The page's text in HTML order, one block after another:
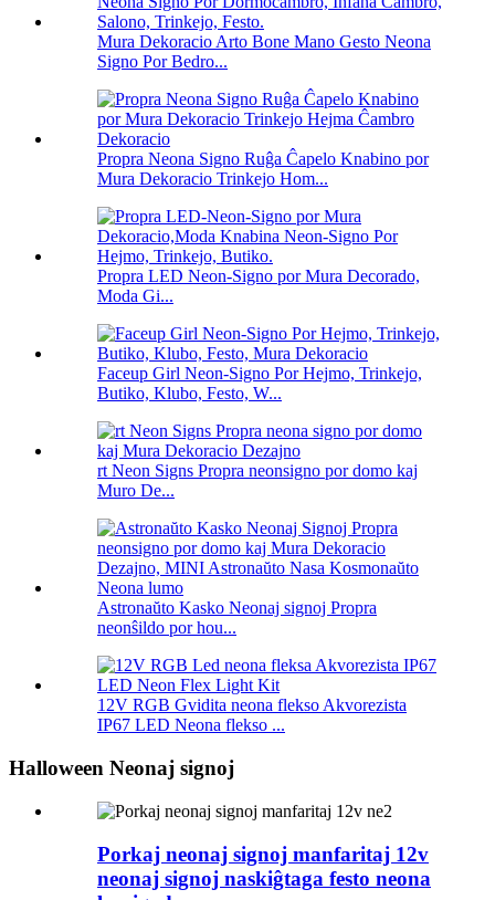
Mura Dekoracio Arto Bone Mano Gesto Neona
Signo Por Bedro...
Propra Neona Signo Ruĝa Ĉapelo Knabino por
Mura Dekoracio Trinkejo Hom...
Propra LED Neon-Signo por Mura Decorado,
Moda Gi...
Faceup Girl Neon-Signo Por Hejmo, Trinkejo,
Butiko, Klubo, Festo, W...
rt Neon Signs Propra neonsigno por domo kaj
Muro De...
Astronaŭto Kasko Neonaj signoj Propra
neonŝildo por hou...
12V RGB Gvidita neona flekso Akvorezista
IP67 LED Neona flekso ...
Halloween Neonaj signoj
Porkaj neonaj signoj manfaritaj 12v
neonaj signoj naskiĝtaga festo neona